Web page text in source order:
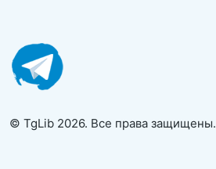
© TgLib 2026. Все права защищены.